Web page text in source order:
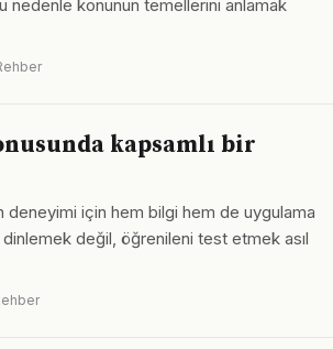
nedenle konunun temellerini anlamak
kapsamlı bir
deneyimi için hem bilgi hem de uygulama
dinlemek değil, öğrenileni test etmek asıl